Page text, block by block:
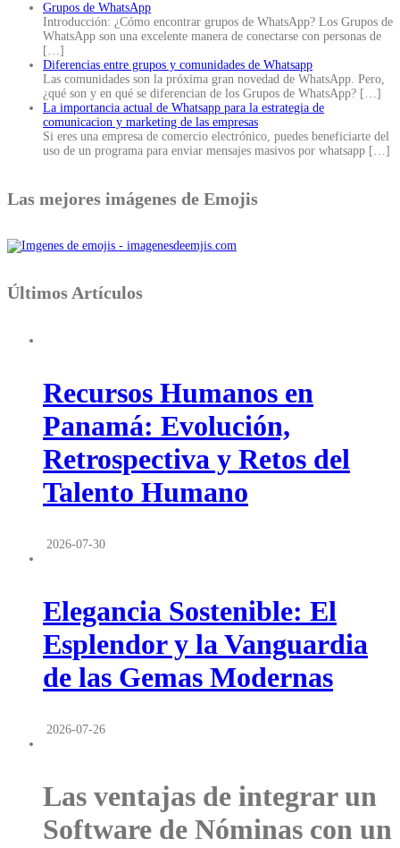
Grupos de WhatsApp
Introducción: ¿Cómo encontrar grupos de WhatsApp? Los Grupos de
WhatsApp son una excelente manera de conectarse con personas de
[…]
Diferencias entre grupos y comunidades de Whatsapp
Las comunidades son la próxima gran novedad de WhatsApp. Pero,
¿qué son y en qué se diferencian de los Grupos de WhatsApp? […]
La importancia actual de Whatsapp para la estrategia de
comunicacion y marketing de las empresas
Si eres una empresa de comercio electrónico, puedes beneficiarte del
uso de un programa para enviar mensajes masivos por whatsapp […]
Las mejores imágenes de Emojis
Últimos Artículos
Recursos Humanos en
Panamá: Evolución,
Retrospectiva y Retos del
Talento Humano
2026-07-30
Elegancia Sostenible: El
Esplendor y la Vanguardia
de las Gemas Modernas
2026-07-26
Las ventajas de integrar un
Software de Nóminas con un